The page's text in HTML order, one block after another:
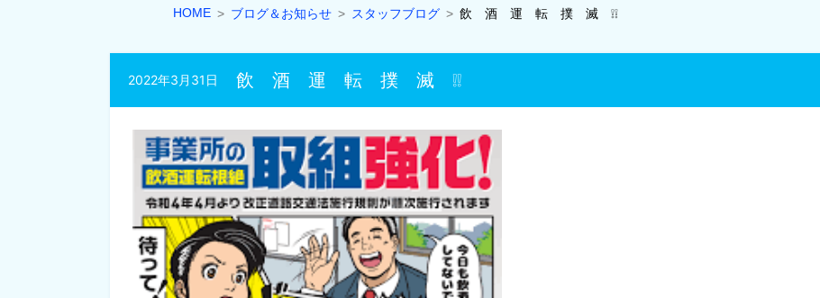
HOME ブログ＆お知らせ スタッフブログ 飲 酒 運 転 撲 滅 ❕❕
飲 酒 運 転 撲 滅 ❕❕
2022年3月31日